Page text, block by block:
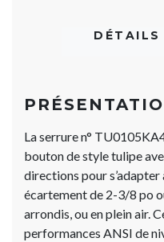
DÉTAILS
La serrure n°
bouton de style tulipe
directions pour
écartement de 2-3/8 po
arrondis, ou en plein air.
performances ANSI de